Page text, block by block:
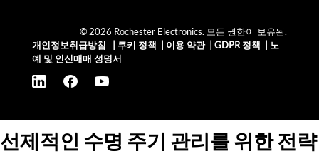
© 2026 Rochester Electronics. 모든 권한이 보유됨.
개인정보취급방침
쿠키 정책 이용 약관| GDPR 정책
노
예 및 인신매매 성명서
선제적인 수명 주기 관리를 위한 전략